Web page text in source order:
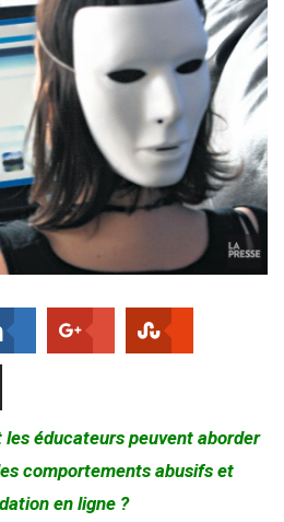
éducateurs peuvent aborder
comportements abusifs et
en ligne ?